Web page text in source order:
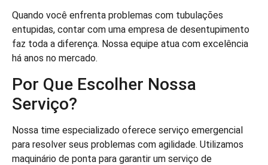
Quando você enfrenta problemas com tubulações
entupidas, contar com uma empresa de desentupimento
faz toda a diferença. Nossa equipe atua com excelência
há anos no mercado.
Por Que Escolher Nossa
Serviço?
Nossa time especializado oferece serviço emergencial
para resolver seus problemas com agilidade. Utilizamos
maquinário de ponta para garantir um serviço de